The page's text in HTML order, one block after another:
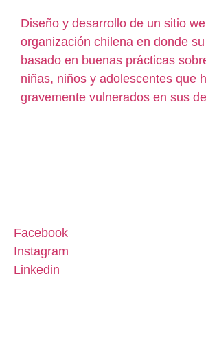
Diseño y desarrollo de un sitio
organización chilena en donde
basado en buenas prácticas
niñas, niños y adolescentes que
gravemente vulnerados en sus
Facebook
Instagram
Linkedin